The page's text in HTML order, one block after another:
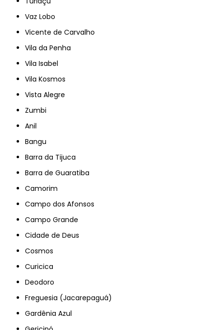
Vaz Lobo
Vicente de Carvalho
Vila da Penha
Vila Isabel
Vila Kosmos
Vista Alegre
Zumbi
Anil
Bangu
Barra da Tijuca
Barra de Guaratiba
Camorim
Campo dos Afonsos
Campo Grande
Cidade de Deus
Cosmos
Curicica
Deodoro
Freguesia (Jacarepaguá)
Gardênia Azul